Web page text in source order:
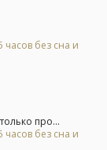
без сна и
про...
без сна и